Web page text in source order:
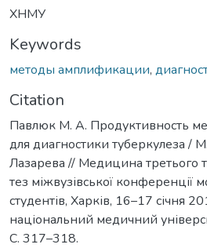
ХНМУ
Keywords
методы амплификации,
Citation
Павлюк М. А. Продуктивность
для диагностики туберкулеза /
Лазарева // Медицина третього
тез міжвузівської конференції
студентів, Харків, 16–17 січня
національний медичний
С. 317–318.